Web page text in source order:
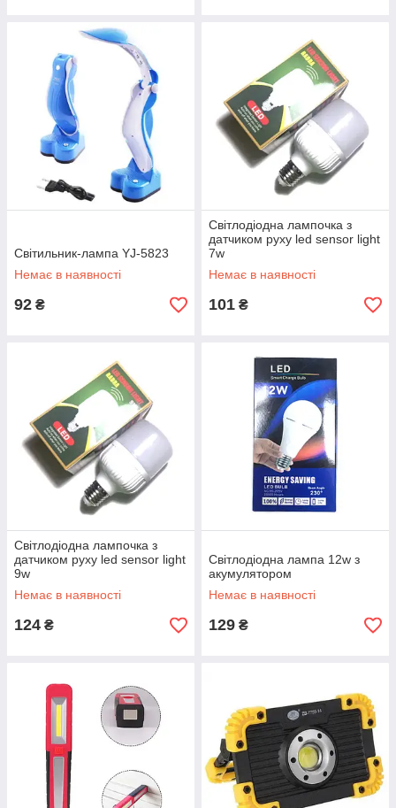
Світильник-лампа YJ-5823
Немає в наявності
92 ₴
Світлодіодна лампочка з
датчиком руху led sensor light
7w
Немає в наявності
101 ₴
Світлодіодна лампочка з
датчиком руху led sensor light
9w
Немає в наявності
124 ₴
Світлодіодна лампа 12w з
акумулятором
Немає в наявності
129 ₴